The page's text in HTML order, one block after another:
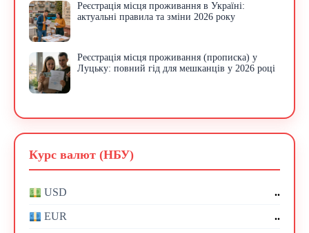
Реєстрація місця проживання в Україні:
актуальні правила та зміни 2026 року
Реєстрація місця проживання (прописка) у
Луцьку: повний гід для мешканців у 2026 році
Курс валют (НБУ)
USD ..
EUR ..